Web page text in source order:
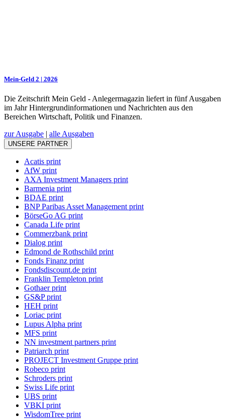
Mein-Geld 2 | 2026
Die Zeitschrift Mein Geld - Anlegermagazin liefert in fünf Ausgaben
im Jahr Hintergrundinformationen und Nachrichten aus den
Bereichen Wirtschaft, Politik und Finanzen.
zur Ausgabe | alle Ausgaben
UNSERE PARTNER
Acatis print
AfW print
AXA Investment Managers print
Barmenia print
BDAE print
BNP Paribas Asset Management print
BörseGo AG print
Canada Life print
Commerzbank print
Dialog print
Edmond de Rothschild print
Fonds Finanz print
Fondsdiscount.de print
Franklin Templeton print
Gothaer print
GS&P print
HEH print
Loriac print
Lupus Alpha print
MFS print
NN investment partners print
Patriarch print
PROJECT Investment Gruppe print
Robeco print
Schroders print
Swiss Life print
UBS print
VBKI print
WisdomTree print